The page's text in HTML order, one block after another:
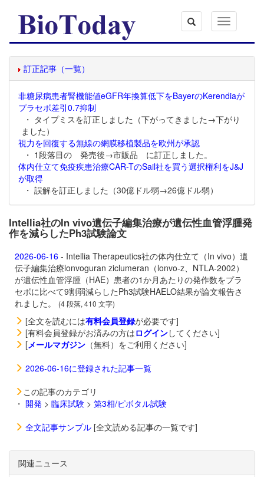
Toggle
navigation
訂正記事（一覧）
非糖尿病患者腎機能値eGFR年換算低下をBayerのKerendiaが
プラセボ差引0.7抑制
・ タイプミスを訂正しました（下がってきました→下がり
ました）
視力を回復する無線の網膜移植製品を欧州が承認
・ 1段落目の 発売後→市販品 に訂正しました。
体内仕立て免疫疾患治療CAR-TのSail社を買う選択権利をJ&J
が取得
・ 誤解を訂正しました（30億ドル弱→26億ドル弱）
Intellia社のIn vivo遺伝子編集治療が遺伝性血管浮腫発
作を減らしたPh3試験論文
2026-06-16 - Intellia Therapeutics社の体内仕立て（In vivo）遺
伝子編集治療lonvoguran ziclumeran（lonvo-z、NTLA-2002）
が遺伝性血管浮腫（HAE）患者の1か月あたりの発作数をプラ
セボに比べて9割弱減らしたPh3試験HAELO結果が論文報告さ
れました。
(4 段落, 410 文字)
[全文を読むには有料会員登録が必要です]
[有料会員登録がお済みの方はログインしてください]
[メールマガジン （無料）をご利用ください]
2026-06-16に登録された記事一覧
この記事のカテゴリ
・ 開発 > 臨床試験 > 第3相/ピボタル試験
全文記事サンプル [全文読める記事の一覧です]
関連ニュース